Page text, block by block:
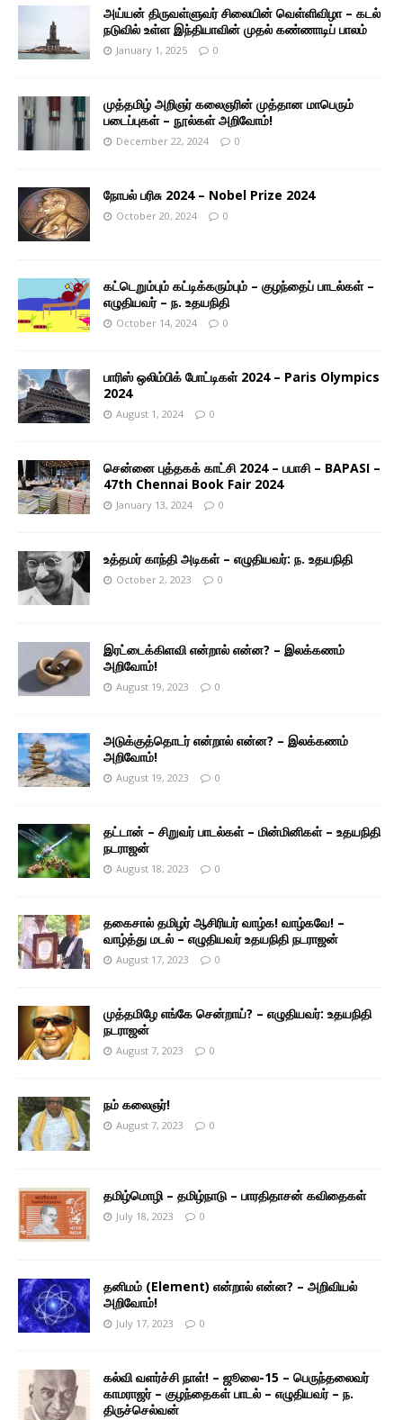
அய்யன் திருவள்ளுவர் சிலையின் வெள்ளிவிழா – கடல்
நடுவில் உள்ள இந்தியாவின் முதல் கண்ணாடிப் பாலம்
January 1, 2025 0
முத்தமிழ் அறிஞர் கலைஞரின் முத்தான மாபெரும்
படைப்புகள் – நூல்கள் அறிவோம்!
December 22, 2024 0
நோபல் பரிசு 2024 – Nobel Prize 2024
October 20, 2024 0
கட்டெறும்பும் கட்டிக்கரும்பும் – குழந்தைப் பாடல்கள் –
எழுதியவர் – ந. உதயநிதி
October 14, 2024 0
பாரிஸ் ஒலிம்பிக் போட்டிகள் 2024 – Paris Olympics
2024
August 1, 2024 0
சென்னை புத்தகக் காட்சி 2024 – பபாசி – BAPASI –
47th Chennai Book Fair 2024
January 13, 2024 0
உத்தமர் காந்தி அடிகள் – எழுதியவர்: ந. உதயநிதி
October 2, 2023 0
இரட்டைக்கிளவி என்றால் என்ன? – இலக்கணம்
அறிவோம்!
August 19, 2023 0
அடுக்குத்தொடர் என்றால் என்ன? – இலக்கணம்
அறிவோம்!
August 19, 2023 0
தட்டான் – சிறுவர் பாடல்கள் – மின்மினிகள் – உதயநிதி
நடராஜன்
August 18, 2023 0
தகைசால் தமிழர் ஆசிரியர் வாழ்க! வாழ்கவே! –
வாழ்த்து மடல் – எழுதியவர் உதயநிதி நடராஜன்
August 17, 2023 0
முத்தமிழே எங்கே சென்றாய்? – எழுதியவர்: உதயநிதி
நடராஜன்
August 7, 2023 0
நம் கலைஞர்!
August 7, 2023 0
தமிழ்மொழி – தமிழ்நாடு – பாரதிதாசன் கவிதைகள்
July 18, 2023 0
தனிமம் (Element) என்றால் என்ன? – அறிவியல்
அறிவோம்!
July 17, 2023 0
கல்வி வளர்ச்சி நாள்! – ஜூலை-15 – பெருந்தலைவர்
காமராஜர் – குழந்தைகள் பாடல் – எழுதியவர் – ந.
திருச்செல்வன்